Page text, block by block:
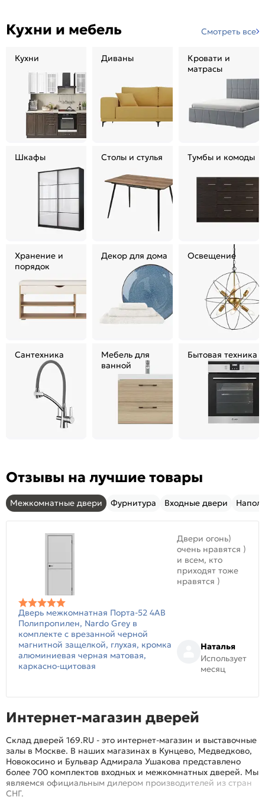
Кухни и мебель Смотреть все
Кухни Диваны
Кровати и
матрасы
Шкафы Столы и стулья Тумбы и комоды
Хранение и
порядок
Декор для дома Освещение
Сантехника
Мебель для
ванной
Бытовая техника
Отзывы на лучшие товары
Межкомнатные двери Фурнитура Входные двери
Дверь межкомнатная Порта-52 4AB
Полипропилен, Nardo Grey в
комплекте с врезанной черной
магнитной защелкой, глухая, кромка
алюминиевая черная матовая,
каркасно-щитовая
Двери огонь)
очень нравятся )
и всем, кто
приходят тоже
нравятся )
Наталья
Использует
месяц
Интернет-магазин дверей
Склад дверей 169.RU - это интернет-магазин и выставочные
залы в Москве. В наших магазинах в Кунцево, Медведково,
Новокосино и Бульвар Адмирала Ушакова представлено
более 700 комплектов входных и межкомнатных дверей. Мы
являемся официальным дилером производителей из стран
СНГ.